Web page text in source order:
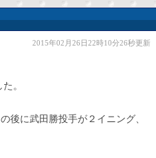
2015年02月26日22時10分26秒更新
。
後に武田勝投手が２イニング、